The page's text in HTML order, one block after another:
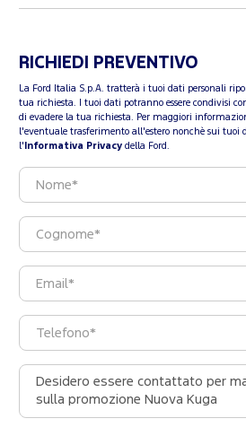
RICHIEDI PREVENTIVO
La Ford Italia S.p.A. tratterà i tuoi dati personali
tua richiesta. I tuoi dati potranno essere condivisi
di evadere la tua richiesta. Per maggiori
l'eventuale trasferimento all'estero nonchè sui tuoi
l' Informativa Privacy della Ford.